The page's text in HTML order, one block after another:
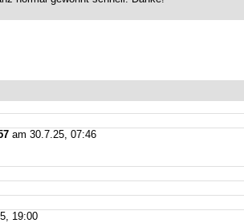
am 30.7.25, 07:46
19:00